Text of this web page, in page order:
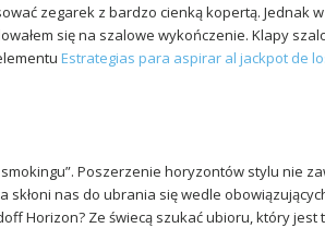
zegarek z bardzo cienką kopertą. Jednak
się na szalowe wykończenie. Klapy
Estrategias para aspirar al jackpot de
Poszerzenie horyzontów stylu nie
nas do ubrania się wedle
Horizon? Ze świecą szukać ubioru, który jest